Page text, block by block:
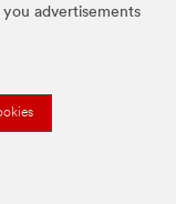
advertisements